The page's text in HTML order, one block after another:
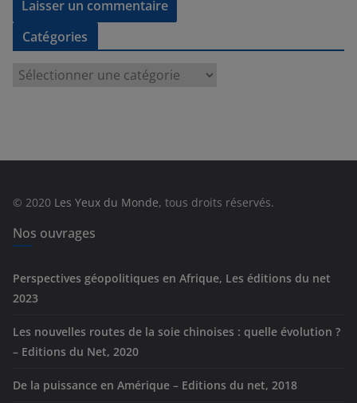
Catégories
e
s
© 2020 Les Yeux du Monde, tous droits réservés.
Nos ouvrages
Perspectives géopolitiques en Afrique, Les éditions du net
2023
Les nouvelles routes de la soie chinoises : quelle évolution ?
– Editions du Net, 2020
De la puissance en Amérique – Editions du net, 2018